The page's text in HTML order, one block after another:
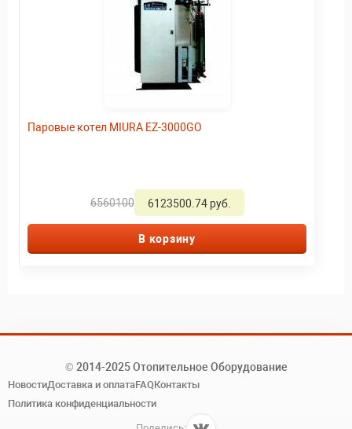
Паровые котел MIURA EZ-3000GO
6560100 6123500.74 руб.
В корзину
© 2014-2025 Отопительное Оборудование
НовостиДоставка и оплатаFAQКонтакты
Политика конфиденциальности